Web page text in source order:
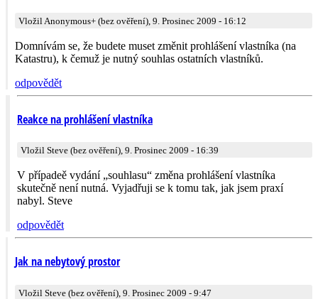
Vložil Anonymous+ (bez ověření), 9. Prosinec 2009 - 16:12
Domnívám se, že budete muset změnit prohlášení vlastníka (na
Katastru), k čemuž je nutný souhlas ostatních vlastníků.
odpovědět
Reakce na prohlášení vlastníka
Vložil Steve (bez ověření), 9. Prosinec 2009 - 16:39
V případeě vydání „souhlasu“ změna prohlášení vlastníka
skutečně není nutná. Vyjadřuji se k tomu tak, jak jsem praxí
nabyl. Steve
odpovědět
Jak na nebytový prostor
Vložil Steve (bez ověření), 9. Prosinec 2009 - 9:47